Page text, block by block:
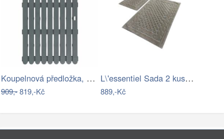
Koupelnová předložka, 50 x 80 cm, šedá,…
909,-819,-Kč
L\'essentiel Sada 2 kusů koupelnových…
889,-Kč